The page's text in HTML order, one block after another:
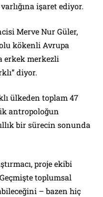
işaret ediyor.
Merve Nur Güler,
kökenli Avrupa
erkek merkezli
diyor.
ülkeden toplam 47
antropoloğun
bir sürecin sonunda
proje ekibi
toplumsal
– bazen hiç